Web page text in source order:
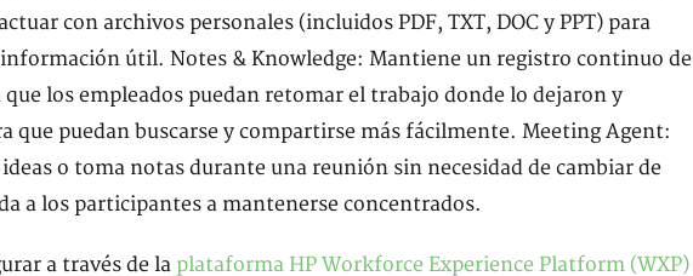
con archivos personales (incluidos PDF, TXT, DOC y PPT) para
útil. Notes & Knowledge: Mantiene un registro continuo de
los empleados puedan retomar el trabajo donde lo dejaron y
que puedan buscarse y compartirse más fácilmente. Meeting Agent:
o toma notas durante una reunión sin necesidad de cambiar de
a los participantes a mantenerse concentrados.
a través de la plataforma HP Workforce Experience Platform (WXP)